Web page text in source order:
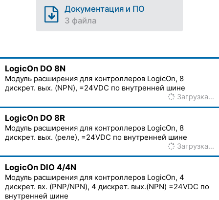
Документация и ПО
3 файла
LogicOn DO 8N
Модуль расширения для контроллеров LogicOn, 8
дискрет. вых. (NPN), =24VDC по внутренней шине
Загрузка…
LogicOn DO 8R
Модуль расширения для контроллеров LogicOn, 8
дискрет. вых. (реле), =24VDC по внутренней шине
Загрузка…
LogicOn DIO 4/4N
Модуль расширения для контроллеров LogicOn, 4
дискрет. вх. (PNP/NPN), 4 дискрет. вых.(NPN) =24VDC по
внутренней шине